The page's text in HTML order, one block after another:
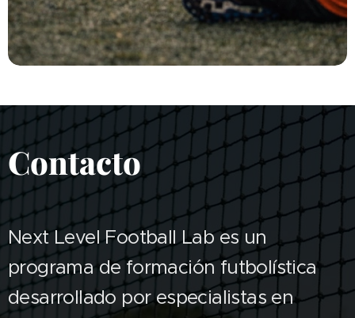
Contacto
Next Level Football Lab es un
programa de formación futbolística
desarrollado por especialistas en